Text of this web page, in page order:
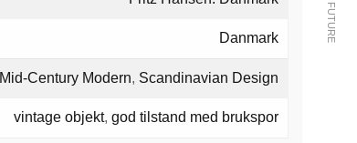
Danmark
Mid-Century Modern, Scandinavian Design
vintage objekt, god tilstand med brukspor